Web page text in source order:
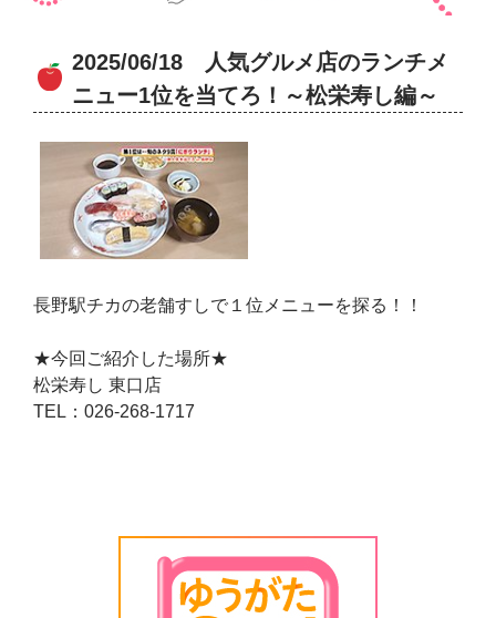
2025/06/18 人気グルメ店のランチメ
ニュー1位を当てろ！～松栄寿し編～
長野駅チカの老舗すしで１位メニューを探る！！
★今回ご紹介した場所★
松栄寿し 東口店
TEL：026-268-1717